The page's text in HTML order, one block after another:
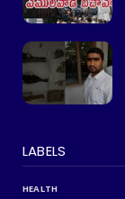
LABELS
HEALTH